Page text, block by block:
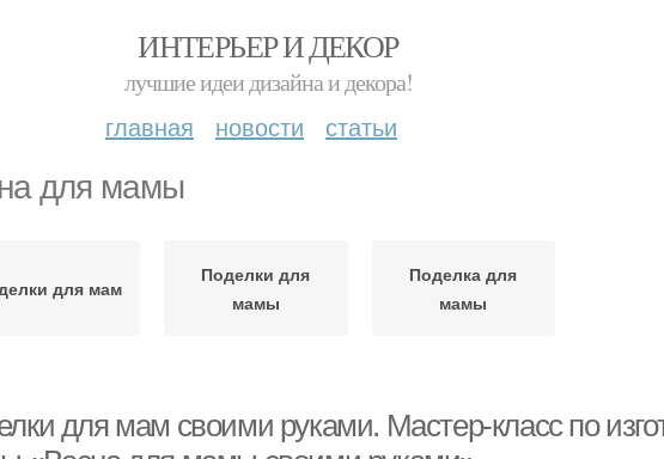
ИНТЕРЬЕР И ДЕКОР
лучшие идеи дизайна и декора!
главная новости статьи
для мамы
для мам
Поделки для
мамы
Поделка для
мамы
для мам своими руками. Мастер-класс по